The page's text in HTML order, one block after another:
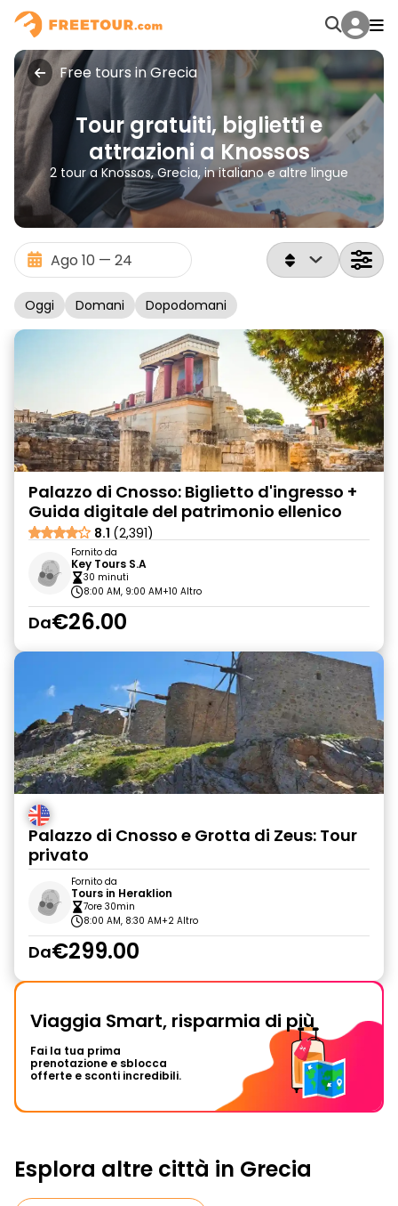
Free tours in Grecia
Tour gratuiti, biglietti e
attrazioni a Knossos
2 tour a Knossos, Grecia, in italiano e altre lingue
Oggi Domani Dopodomani
Palazzo di Cnosso: Biglietto d'ingresso +
Guida digitale del patrimonio ellenico
8.1 (2,391)
Fornito da
Key Tours S.A
30 minuti
8:00 AM, 9:00 AM+10 Altro
Da€26.00
Palazzo di Cnosso e Grotta di Zeus: Tour
privato
Fornito da
Tours in Heraklion
7ore 30min
8:00 AM, 8:30 AM+2 Altro
Da€299.00
Viaggia Smart, risparmia di più
Fai la tua prima
prenotazione e sblocca
offerte e sconti incredibili.
Esplora altre città in Grecia